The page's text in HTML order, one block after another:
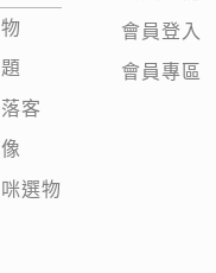
客
選物
會員登入
會員專區